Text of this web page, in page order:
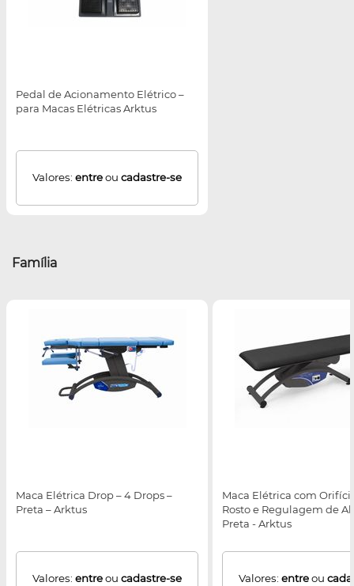
Pedal de Acionamento Elétrico –
para Macas Elétricas Arktus
Valores: entreou cadastre-se
Família
Maca Elétrica Drop – 4 Drops –
Preta – Arktus
Valores: entreou cadastre-se
Maca Elétrica com
Rosto e Regulagem de
Preta - Arktus
Valores: entreou